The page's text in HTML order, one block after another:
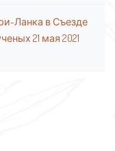
Ланка в Съезде
21 мая 2021